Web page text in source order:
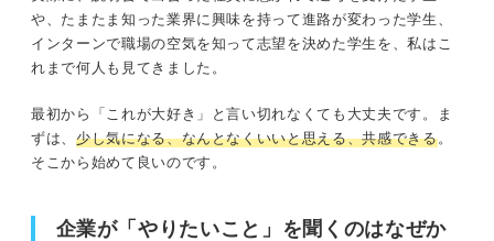
や、たまたま知った業界に興味を持って進路が変わった学生、
インターンで職場の空気を知って志望を決めた学生を、私はこ
れまで何人も見てきました。
最初から「これが大好き」と言い切れなくても大丈夫です。ま
ずは、 少し気になる、なんとなくいいと思える、共感できる。
そこから始めて良いのです。
企業が「やりたいこと」を聞くのはなぜか